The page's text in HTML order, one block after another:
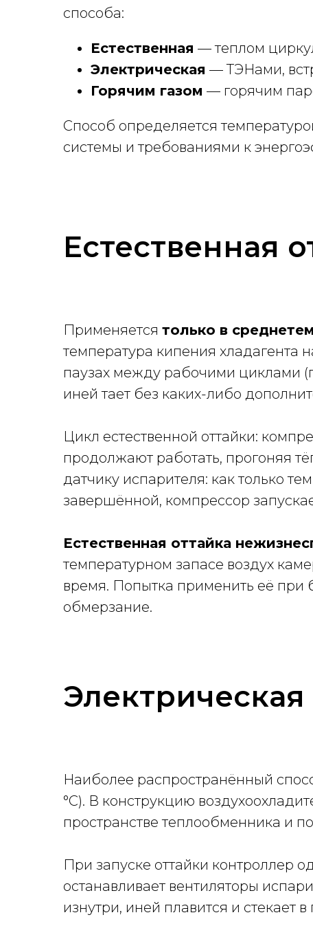
способа:
Естественная — теплом
Электрическая — ТЭНами,
Горячим газом — горячим
Способ определяется
системы и требованиями к
Естественная
Применяется только в
температура кипения хладагента
паузах между рабочими циклами
иней тает без каких-либо
Цикл естественной оттайки:
продолжают работать, прогоняя
датчику испарителя: как только
завершённой, компрессор
Естественная оттайка
температурном запасе воздух
время. Попытка применить её при
обмерзание.
Наиболее распространённый
°C). В конструкцию
пространстве теплообменника и
При запуске оттайки контроллер
останавливает вентиляторы
изнутри, иней плавится и стекает